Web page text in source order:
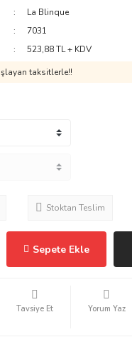
La Blinque
7031
523,88 TL + KDV
taksitlerle!!
Stoktan Teslim
Sepete Ekle
Tavsiye Et Yorum Yaz